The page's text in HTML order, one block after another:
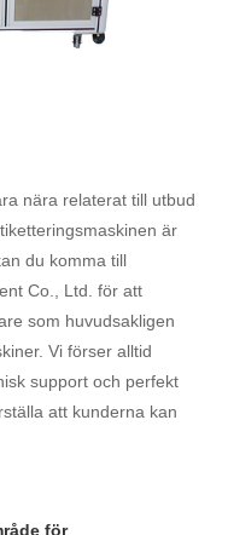
nära relaterat till utbud
är
du komma till
Co., Ltd. för att
som huvudsakligen
Vi förser alltid
support och perfekt
att kunderna kan
för